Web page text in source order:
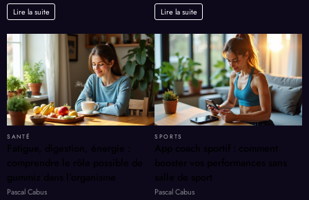
Lire la suite Lire la suite
SANTÉ
Fatigue, digestion, énergie :
comprendre le rôle possible de
gummiz dans l’organisme
Pascal Cabus
SPORTS
App coach sportif : comment
booster vos performances sans
salle de sport
Pascal Cabus